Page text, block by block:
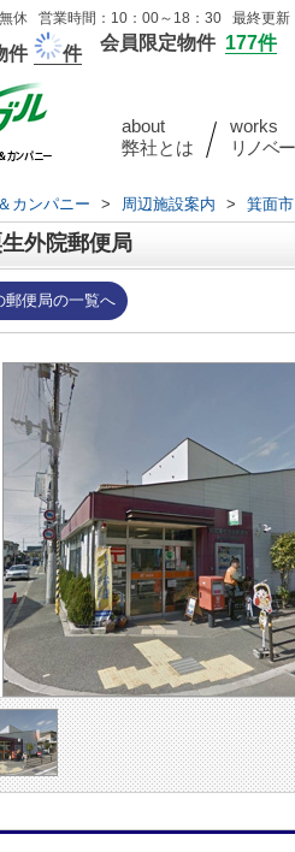
休 営業時間：10：00～18：30 最終更新
件 件
会員限定物件 177件
about
弊社とは
works
リノベ
カンパニー > 周辺施設案内 > 箕面市
外院郵便局
郵便局の一覧へ